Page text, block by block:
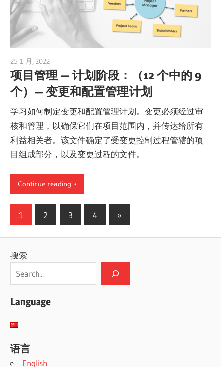
25 1 月, 2022
项目管理 — 计划阶段：（12 个中的 9
个）— 变更和配置管理计划
学习如何制定变更和配置管理计划。变更必须经过审
核和管理，以确保它们在项目范围内，并传达给所有
利益相关者。该文件确定了受变更控制过程管辖的项
目组成部分，以及变更过程的文件。
Continue reading
文
分
页
1 2 3 4
Next
Posts
»
搜索
Language
语言
English